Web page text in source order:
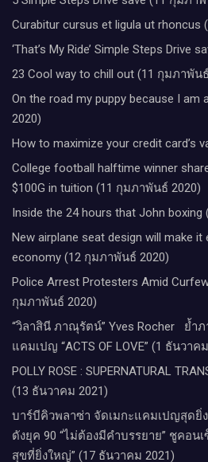
Curabitur cursus et ligula ut
‘That’s My Ride’ Simple Steps Drive
23 Cool way to chill out (11 กุมภาพัน
On the road my puppy because I am
2020)
How to maximize your credit card’s
College football halftime winner
$100G in tuition (11 กุมภาพันธ์ 2020)
Inside the 24 hours that John
New airplane seat design will make it
economy (12 กุมภาพันธ์ 2020)
Police Arrest Protesters Amid
กุมภาพันธ์ 2020)
“วิลาสินี ภาณุรัตน์” Yves Rocher​ ย้ำ
แคมเปญ “ACTS OF LOVE” (1 ธันวาค
POLLY ROSE : SUPERNATURAL
(13 ธันวาคม 2021)
บาร์บีคิวพลาซ่า จัดเมกะแคมเปญสุดยิ่
ดังยุค 90 “ไม่ต้องมีคำบรรยาย” ชูคอน
สุขที่ยิ่งใหญ่” (17 ธันวาคม 2021)